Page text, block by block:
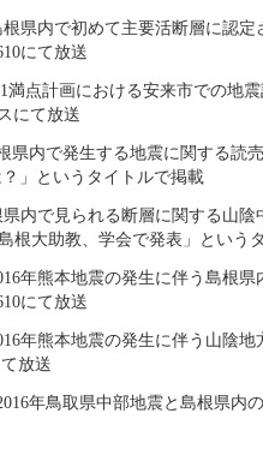
根県内で初めて主要活断層に認
にて放送
満点計画における安来市での地
にて放送
県内で発生する地震に関する読
」というタイトルで掲載
県内で見られる断層に関する山
大助教、学会で発表」という
年熊本地震の発生に伴う島根
にて放送
年熊本地震の発生に伴う山陰
放送
年鳥取県中部地震と島根県